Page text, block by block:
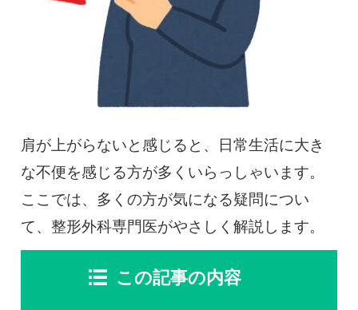
クリニック紹介
採用情報 コラム
予約フォーム
治療電話相談はこちら
0120-117-560
※上記電話番号をタップで電話が繋がります
肩が上がらないと感じると、日常生活に大き
な不便を感じる方が多くいらっしゃいます。
ここでは、多くの方が気になる疑問につい
て、整形外科専門医がやさしく解説します。
この記事の内容